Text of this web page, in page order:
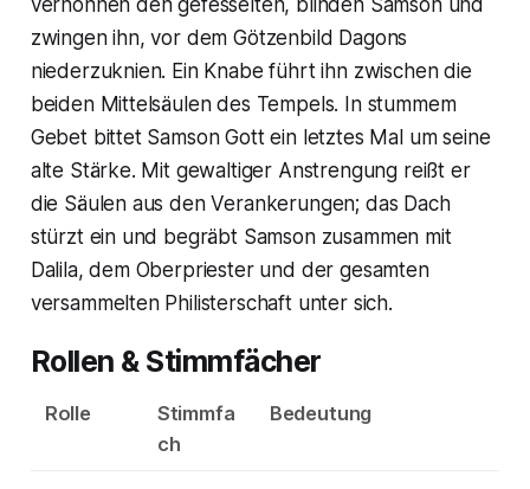
verhöhnen den gefesselten, blinden Samson und
zwingen ihn, vor dem Götzenbild Dagons
niederzuknien. Ein Knabe führt ihn zwischen die
beiden Mittelsäulen des Tempels. In stummem
Gebet bittet Samson Gott ein letztes Mal um seine
alte Stärke. Mit gewaltiger Anstrengung reißt er
die Säulen aus den Verankerungen; das Dach
stürzt ein und begräbt Samson zusammen mit
Dalila, dem Oberpriester und der gesamten
versammelten Philisterschaft unter sich.
Rollen & Stimmfächer
Rolle
Stimmfa
ch
Bedeutung